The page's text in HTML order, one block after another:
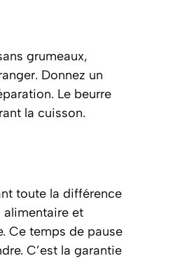
grumeaux,
Donnez un
Le beurre
la cuisson.
toute la différence
alimentaire et
Ce temps de pause
C’est la garantie